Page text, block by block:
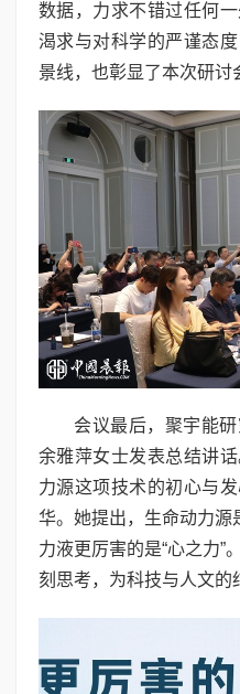
数据，力求不错过任何
渴求与对科学的严谨态
景线，也彰显了本次研讨
会议最后，聚宇能
余雅萍女士发表总结讲
力源这项技术的初心与
华。她提出，生命动力源
力液更厉害的是“心之力”
刻思考，为科技与人文的